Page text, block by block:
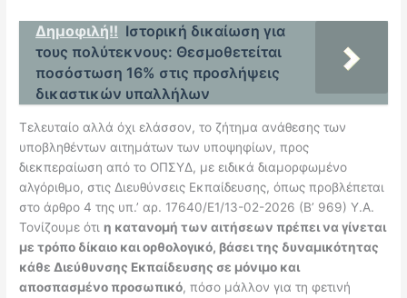
Δημοφιλή!! Ιστορική δικαίωση για
τους πολύτεκνους: Θεσμοθετείται
ποσόστωση 16% στις προσλήψεις
δικαστικών υπαλλήλων
Τελευταίο αλλά όχι ελάσσον, το ζήτημα ανάθεσης των
υποβληθέντων αιτημάτων των υποψηφίων, προς
διεκπεραίωση από το ΟΠΣΥΔ, με ειδικά διαμορφωμένο
αλγόριθμο, στις Διευθύνσεις Εκπαίδευσης, όπως προβλέπεται
στο άρθρο 4 της υπ.’ αρ. 17640/Ε1/13-02-2026 (Β’ 969) Υ.Α.
Τονίζουμε ότι η κατανομή των αιτήσεων πρέπει να γίνεται
με τρόπο δίκαιο και ορθολογικό, βάσει της δυναμικότητας
κάθε Διεύθυνσης Εκπαίδευσης σε μόνιμο και
αποσπασμένο προσωπικό, πόσο μάλλον για τη φετινή